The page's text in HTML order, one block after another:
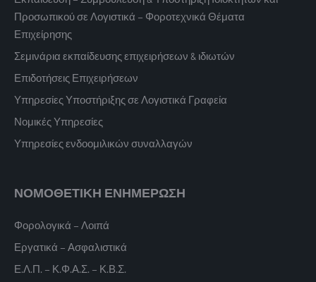
Προσωπικού σε Λογιστικά – Φοροτεχνικά Θέματα
Επιχείρησης
Σεμινάρια εκπαίδευσης επιχειρήσεων & ιδιωτών
Επιδοτήσεις Επιχειρήσεων
Υπηρεσίες Υποστήριξης σε Λογιστικά Γραφεία
Νομικές Υπηρεσίες
Υπηρεσίες ενδοομιλικών συναλλαγών
ΝΟΜΟΘΕΤΙΚΗ ΕΝΗΜΕΡΩΣΗ
Φορολογικά – Λοιπά
Εργατικά – Ασφαλιστικά
Ε.Λ.Π. – Κ.Φ.Α.Σ. – Κ.Β.Σ.